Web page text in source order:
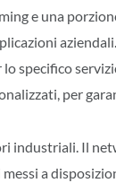
e una
specifico
per
industriali. Il
a